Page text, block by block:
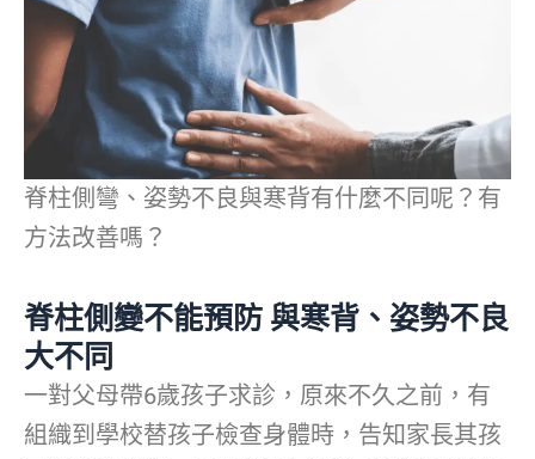
脊柱側彎、姿勢不良與寒背有什麼不同呢？有
方法改善嗎？
脊柱側變不能預防 與寒背、姿勢不良
大不同
一對父母帶6歲孩子求診，原來不久之前，有
組織到學校替孩子檢查身體時，告知家長其孩